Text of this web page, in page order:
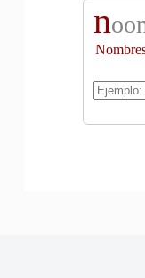
n